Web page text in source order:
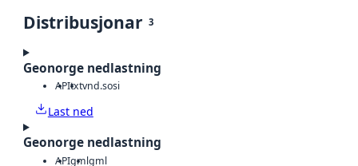
Distribusjonar 3
Geonorge nedlastning
APItxtvnd.sosi
Last ned
Geonorge nedlastning
APIgmlgml